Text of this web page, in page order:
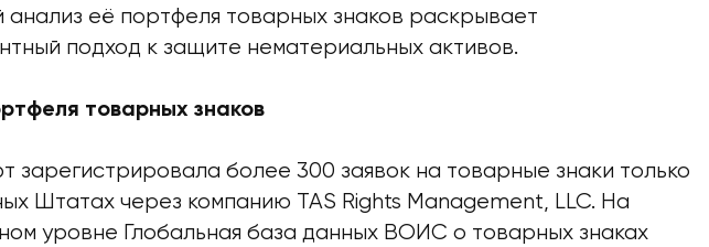
анализ её портфеля товарных знаков раскрывает
подход к защите нематериальных активов.
товарных знаков
зарегистрировала более 300 заявок на товарные знаки только
Штатах через компанию TAS Rights Management, LLC. На
уровне Глобальная база данных ВОИС о товарных знаках